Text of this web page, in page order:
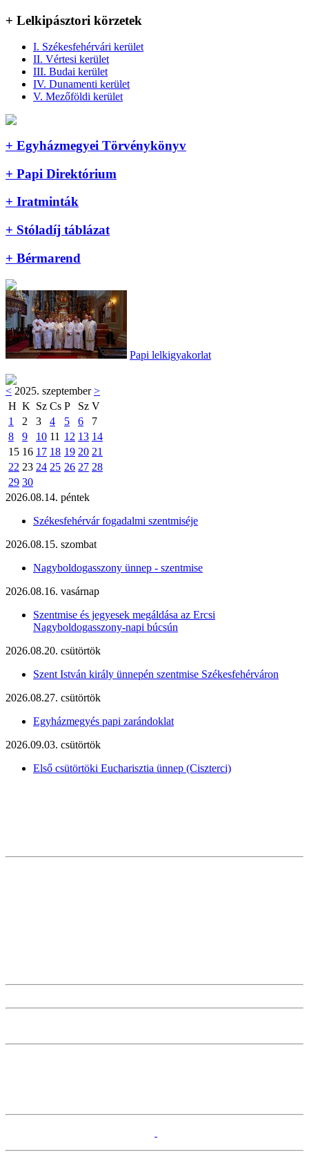
+ Lelkipásztori körzetek
I. Székesfehérvári kerület
II. Vértesi kerület
III. Budai kerület
IV. Dunamenti kerület
V. Mezőföldi kerület
+ Egyházmegyei Törvénykönyv
+ Papi Direktórium
+ Iratminták
+ Stóladíj táblázat
+ Bérmarend
Papi lelkigyakorlat
< 2025. szeptember>
H K Sz Cs P Sz V
1
2 3 4 5 6
7
8
9 10 11 12 13 14
15 16 17 18 19 20 21
22 23 24 25 26 27 28
29 30
2026.08.14. péntek
Székesfehérvár fogadalmi szentmiséje
2026.08.15. szombat
Nagyboldogasszony ünnep - szentmise
2026.08.16. vasárnap
Szentmise és jegyesek megáldása az Ercsi
Nagyboldogasszony-napi búcsún
2026.08.20. csütörtök
Szent István király ünnepén szentmise Székesfehérváron
2026.08.27. csütörtök
Egyházmegyés papi zarándoklat
2026.09.03. csütörtök
Első csütörtöki Eucharisztia ünnep (Ciszterci)